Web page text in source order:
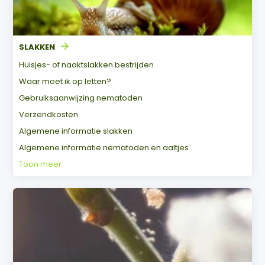
SLAKKEN
Huisjes- of naaktslakken bestrijden
Waar moet ik op letten?
Gebruiksaanwijzing nematoden
Verzendkosten
Algemene informatie slakken
Algemene informatie nematoden en aaltjes
Toon meer